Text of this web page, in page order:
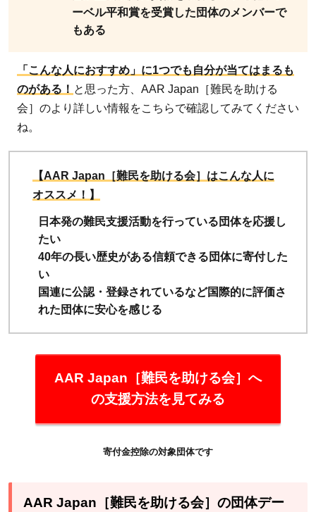
ーベル平和賞を受賞した団体のメンバーで
もある
「こんな人におすすめ」に1つでも自分が当てはまるも
のがある！ と思った方、AAR Japan［難民を助ける
会］のより詳しい情報をこちらで確認してみてください
ね。
【AAR Japan［難民を助ける会］はこんな人に
オススメ！】
日本発の難民支援活動を行っている団体を応援し
たい
40年の長い歴史がある信頼できる団体に寄付した
い
国連に公認・登録されているなど国際的に評価さ
れた団体に安心を感じる
AAR Japan［難民を助ける会］へ
の支援方法を見てみる
寄付金控除の対象団体です
AAR Japan［難民を助ける会］の団体デー